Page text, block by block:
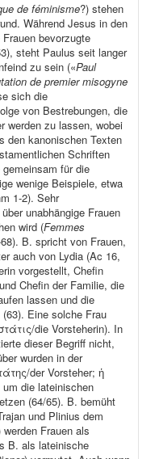
de féminisme?) stehen
Während Jesus in den
bevorzugte
steht Paulus seit langer
zu sein («Paul
de premier misogyne
sich die
von Bestrebungen, die
werden zu lassen, wobei
den kanonischen Texten
Schriften
für die
wenige Beispiele, etwa
1-2). Sehr
unabhängige Frauen
wird (Femmes
B. spricht von Frauen,
auch von Lydia (Ac 16,
vorgestellt, Chefin
Chefin der Familie, die
lassen und die
Eine solche Frau
die Vorsteherin). In
dieser Begriff nicht,
wurden in der
der Vorsteher; ἡ
die lateinischen
(64/65). B. bemüht
und Plinius dem
werden Frauen als
B. als lateinische